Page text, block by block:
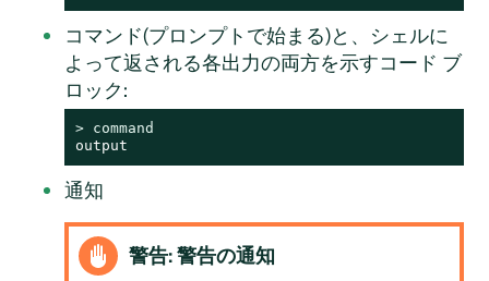
コマンド(プロンプトで始まる)と、シェルに
よって返される各出力の両方を示すコード ブ
ロック:
> command
output
通知
警告: 警告の通知